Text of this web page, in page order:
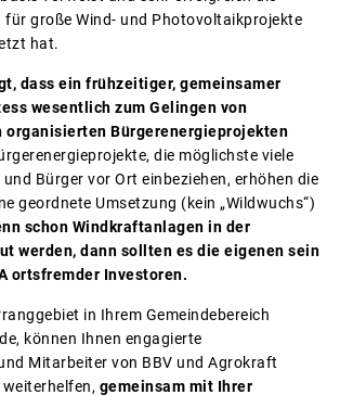
für große Wind- und Photovoltaikprojekte
hat.
dass ein frühzeitiger, gemeinsamer
wesentlich zum Gelingen von
organisierten Bürgerenergieprojekten
die möglichste viele
Bürger vor Ort einbeziehen, erhöhen die
geordnete Umsetzung (kein „Wildwuchs“)
schon Windkraftanlagen in der
werden, dann sollten es die eigenen sein
ortsfremder Investoren.
in Ihrem Gemeindebereich
können Ihnen engagierte
Mitarbeiter von BBV und Agrokraft
gemeinsam mit Ihrer